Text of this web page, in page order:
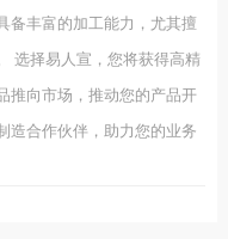
备丰富的加工能力，尤其擅
选择易人宣，您将获得高精
推向市场，推动您的产品开
造合作伙伴，助力您的业务